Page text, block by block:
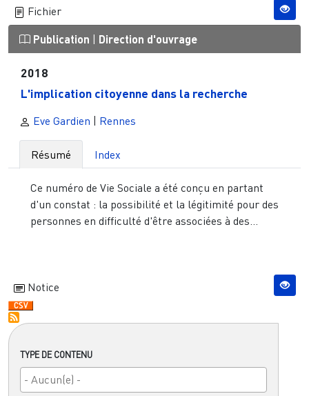
TYPE DE CONTENU
Fichier
Publication Direction d'ouvrage
2018
L'implication citoyenne dans la recherche
Eve Gardien | Rennes
Résumé Index
Ce numéro de Vie Sociale a été conçu en partant
d'un constat : la possibilité et la légitimité pour des
personnes en difficulté d'être associées à des...
Notice